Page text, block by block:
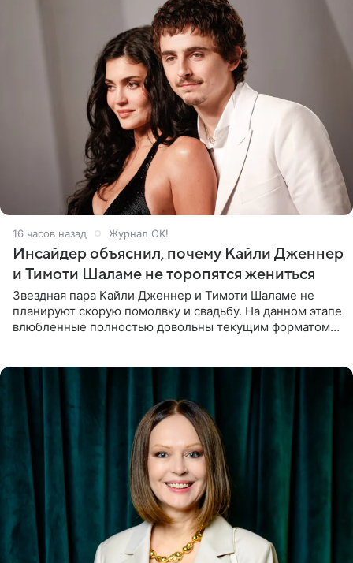
16 часов назад Журнал OK!
Инсайдер объяснил, почему Кайли Дженнер
и Тимоти Шаламе не торопятся жениться
Звездная пара Кайли Дженнер и Тимоти Шаламе не
планируют скорую помолвку и свадьбу. На данном этапе
влюбленные полностью довольны текущим форматом